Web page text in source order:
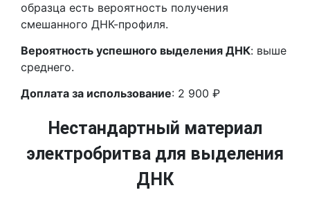
образца есть вероятность получения
смешанного ДНК-профиля.
Вероятность успешного выделения ДНК: выше
среднего.
Доплата за использование: 2 900 ₽
Нестандартный материал
электробритва для выделения
ДНК